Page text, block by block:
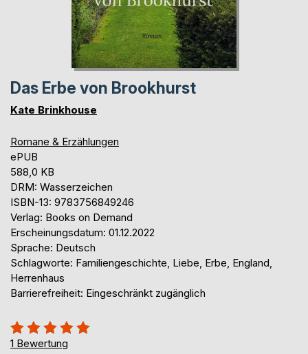
Das Erbe von Brookhurst
Kate Brinkhouse
Romane & Erzählungen
ePUB
588,0 KB
DRM: Wasserzeichen
ISBN-13: 9783756849246
Verlag: Books on Demand
Erscheinungsdatum: 01.12.2022
Sprache: Deutsch
Schlagworte: Familiengeschichte, Liebe, Erbe, England,
Herrenhaus
Barrierefreiheit: Eingeschränkt zugänglich
Bewertung::
100%
1 Bewertung